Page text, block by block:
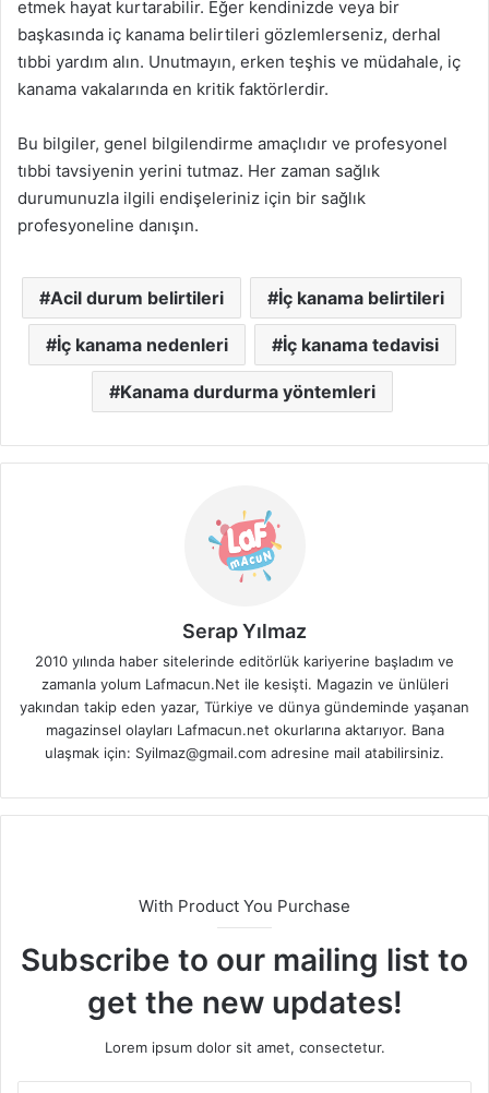
etmek hayat kurtarabilir. Eğer kendinizde veya bir
başkasında iç kanama belirtileri gözlemlerseniz, derhal
tıbbi yardım alın. Unutmayın, erken teşhis ve müdahale, iç
kanama vakalarında en kritik faktörlerdir.
Bu bilgiler, genel bilgilendirme amaçlıdır ve profesyonel
tıbbi tavsiyenin yerini tutmaz. Her zaman sağlık
durumunuzla ilgili endişeleriniz için bir sağlık
profesyoneline danışın.
Acil durum belirtileri İç kanama belirtileri
İç kanama nedenleri İç kanama tedavisi
Kanama durdurma yöntemleri
Serap Yılmaz
2010 yılında haber sitelerinde editörlük kariyerine başladım ve
zamanla yolum Lafmacun.Net ile kesişti. Magazin ve ünlüleri
yakından takip eden yazar, Türkiye ve dünya gündeminde yaşanan
magazinsel olayları Lafmacun.net okurlarına aktarıyor. Bana
ulaşmak için: Syilmaz@gmail.com adresine mail atabilirsiniz.
With Product You Purchase
Subscribe to our mailing list to
get the new updates!
Lorem ipsum dolor sit amet, consectetur.